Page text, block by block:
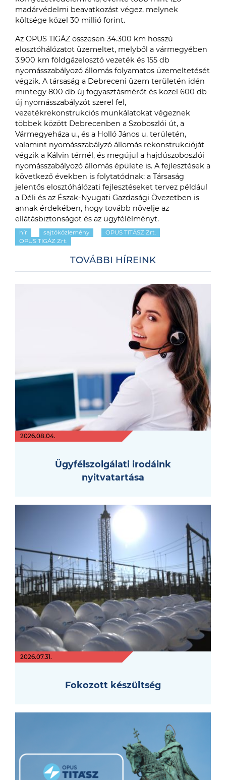
madárvédelmi beavatkozást végez, melynek
költsége közel 30 millió forint.
Az OPUS TIGÁZ összesen 34.300 km hosszú
elosztóhálózatot üzemeltet, melyből a vármegyében
3.900 km földgázelosztó vezeték és 155 db
nyomásszabályozó állomás folyamatos üzemeltetését
végzik. A társaság a Debreceni üzem területén idén
mintegy 800 db új fogyasztásmérőt és közel 600 db
új nyomásszabályzót szerel fel,
vezetékrekonstrukciós munkálatokat végeznek
többek között Debrecenben a Szoboszlói út, a
Vármegyeháza u., és a Holló János u. területén,
valamint nyomásszabályzó állomás rekonstrukcióját
végzik a Kálvin térnél, és megújul a hajdúszoboszlói
nyomásszabályozó állomás épülete is. A fejlesztések a
következő években is folytatódnak: a Társaság
jelentős elosztóhálózati fejlesztéseket tervez például
a Déli és az Észak-Nyugati Gazdasági Övezetben is
annak érdekében, hogy tovább növelje az
ellátásbiztonságot és az ügyfélélményt.
hír sajtóközlemény
OPUS TITÁSZ Zrt.
OPUS TIGÁZ Zrt.
TOVÁBBI HÍREINK
2026.08.04.
Ügyfélszolgálati irodáink
nyitvatartása
2026.07.31.
Fokozott készültség